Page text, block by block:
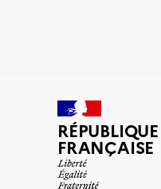
RÉPUBLIQUE
FRANÇAISE